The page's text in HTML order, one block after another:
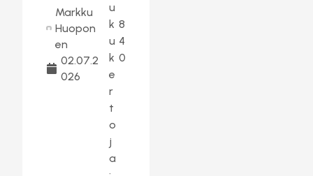
Markku
Huopon
en
02.07.2
026
u
k
u
k
e
r
t
o
j
a
8
4
0